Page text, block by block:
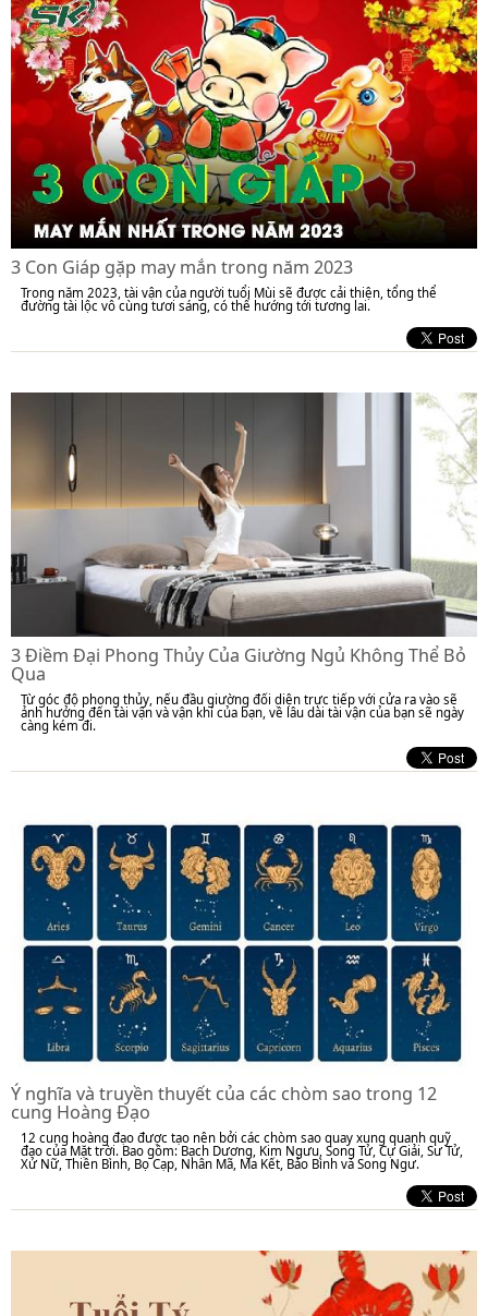
3 Con Giáp gặp may mắn trong năm 2023
Trong năm 2023, tài vận của người tuổi Mùi sẽ được cải thiện, tổng thể
đường tài lộc vô cùng tươi sáng, có thể hướng tới tương lai.
3 Điềm Đại Phong Thủy Của Giường Ngủ Không Thể Bỏ
Qua
Từ góc độ phong thủy, nếu đầu giường đối diện trực tiếp với cửa ra vào sẽ
ảnh hưởng đến tài vận và vận khí của bạn, về lâu dài tài vận của bạn sẽ ngày
càng kém đi.
Ý nghĩa và truyền thuyết của các chòm sao trong 12
cung Hoàng Đạo
12 cung hoàng đạo được tạo nên bởi các chòm sao quay xung quanh quỹ
đạo của Mặt trời. Bao gồm: Bạch Dương, Kim Ngưu, Song Tử, Cự Giải, Sư Tử,
Xử Nữ, Thiên Bình, Bọ Cạp, Nhân Mã, Ma Kết, Bảo Bình và Song Ngư.